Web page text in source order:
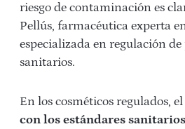
riesgo de contaminación es
Pellús, farmacéutica experta
especializada en regulación
sanitarios.
En los cosméticos regulados, el
con los estándares